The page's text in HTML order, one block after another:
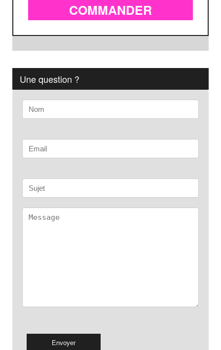
COMMANDER
Une question ?